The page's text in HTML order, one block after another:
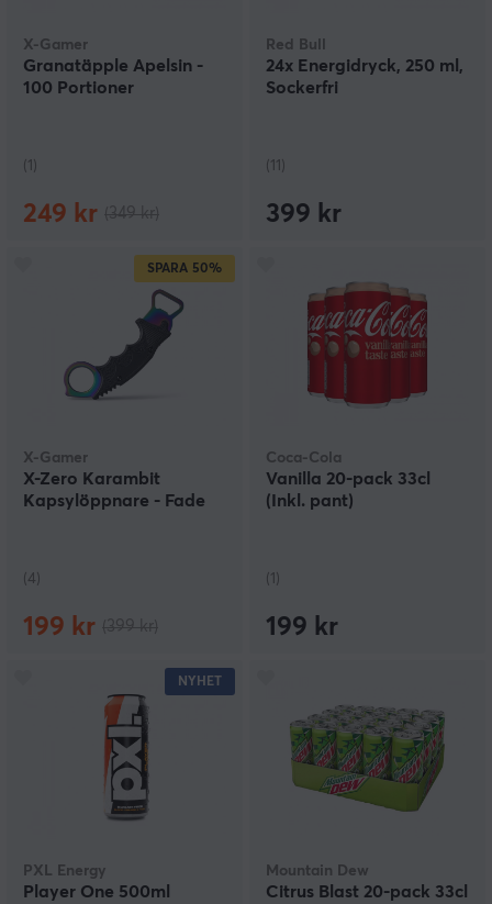
X-Gamer
Granatäpple Apelsin -
100 Portioner
(1)
249 kr
Red Bull
24x Energidryck, 250 ml,
Sockerfri
(11)
399 kr
SPARA 50%
X-Gamer
X-Zero Karambit
Kapsylöppnare - Fade
(4)
199 kr
Coca-Cola
Vanilla 20-pack 33cl
(Inkl. pant)
(1)
199 kr
NYHET
PXL Energy
Player One 500ml
Mountain Dew
Citrus Blast 20-pack 33cl